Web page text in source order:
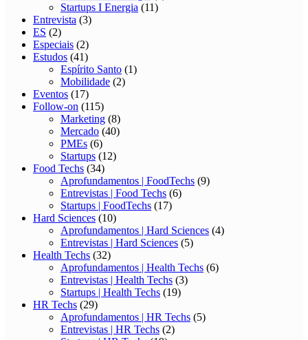
Startups I Energia (11)
Entrevista (3)
ES (2)
Especiais (2)
Estudos (41)
Espírito Santo (1)
Mobilidade (2)
Eventos (17)
Follow-on (115)
Marketing (8)
Mercado (40)
PMEs (6)
Startups (12)
Food Techs (34)
Aprofundamentos | FoodTechs (9)
Entrevistas | Food Techs (6)
Startups | FoodTechs (17)
Hard Sciences (10)
Aprofundamentos | Hard Sciences (4)
Entrevistas | Hard Sciences (5)
Health Techs (32)
Aprofundamentos | Health Techs (6)
Entrevistas | Health Techs (3)
Startups | Health Techs (19)
HR Techs (29)
Aprofundamentos | HR Techs (5)
Entrevistas | HR Techs (2)